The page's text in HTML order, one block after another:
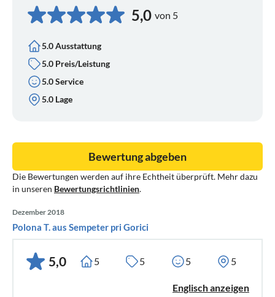
5,0 von 5
5.0 Ausstattung
5.0 Preis/Leistung
5.0 Service
5.0 Lage
Die Bewertungen werden auf ihre Echtheit überprüft. Mehr dazu
in unseren Bewertungsrichtlinien.
Bewertung abgeben
Dezember 2018
Polona T. aus Sempeter pri Gorici
5,0 5 5 5 5
Englisch anzeigen